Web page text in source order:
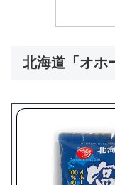
北海道「オホ